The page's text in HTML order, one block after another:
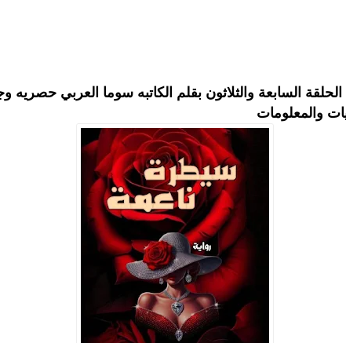
السابعة والثلاثون بقلم الكاتبه سوما العربي حصريه
والمعلومات